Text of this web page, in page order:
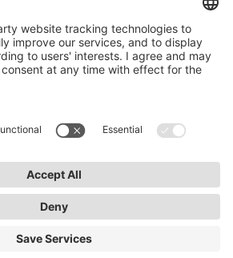
info@lightnet.de
Aviso de privacidad
Conditions de garantie
Accessibilité